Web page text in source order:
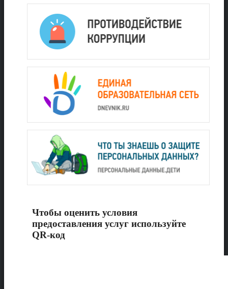
Чтобы оценить условия
предоставления услуг используйте
QR-код